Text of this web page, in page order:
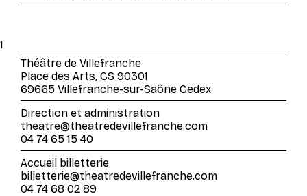
1
Théâtre de Villefranche
Place des Arts, CS 90301
69665 Villefranche-sur-Saône Cedex
Direction et administration
theatre@theatredevillefranche.com
04 74 65 15 40
Accueil billetterie
billetterie@theatredevillefranche.com
04 74 68 02 89